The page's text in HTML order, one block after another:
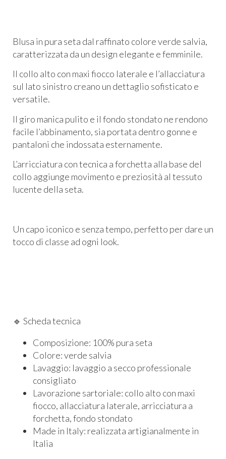
Blusa in pura seta dal raffinato colore verde salvia,
caratterizzata da un design elegante e femminile.
Il collo alto con maxi fiocco laterale e l’allacciatura
sul lato sinistro creano un dettaglio sofisticato e
versatile.
Il giro manica pulito e il fondo stondato ne rendono
facile l’abbinamento, sia portata dentro gonne e
pantaloni che indossata esternamente.
L’arricciatura con tecnica a forchetta alla base del
collo aggiunge movimento e preziosità al tessuto
lucente della seta.
Un capo iconico e senza tempo, perfetto per dare un
tocco di classe ad ogni look.
🔹 Scheda tecnica
Composizione: 100% pura seta
Colore: verde salvia
Lavaggio: lavaggio a secco professionale
consigliato
Lavorazione sartoriale: collo alto con maxi
fiocco, allacciatura laterale, arricciatura a
forchetta, fondo stondato
Made in Italy: realizzata artigianalmente in
Italia